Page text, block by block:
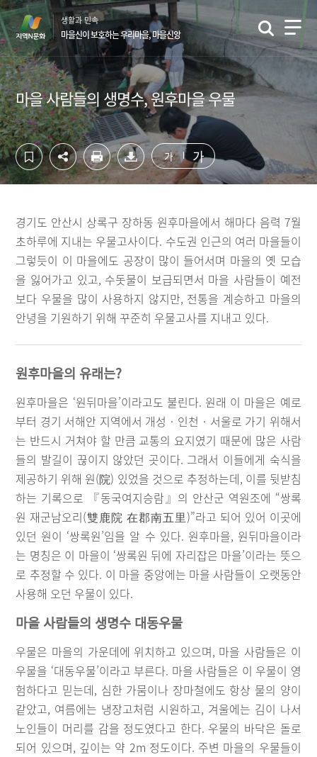
컨
텐
츠
영
역
바
로
가
기
하
단
영
역
바
로
가
기
생활과 민속
마을신이 보호하는 우리마을, 마을신앙
마을 사람들의 생명수, 원후마을 우물
가 가
경기도 안산시 상록구 장하동 원후마을에서 해마다 음력 7월
초하루에 지내는 우물고사이다. 수도권 인근의 여러 마을들이
그렇듯이 이 마을에도 공장이 많이 들어서며 마을의 옛 모습
을 잃어가고 있고, 수돗물이 보급되면서 마을 사람들이 예전
보다 우물을 많이 사용하지 않지만, 전통을 계승하고 마을의
안녕을 기원하기 위해 꾸준히 우물고사를 지내고 있다.
원후마을의 유래는?
원후마을은 ‘원뒤마을’이라고도 불린다. 원래 이 마을은 예로
부터 경기 서해안 지역에서 개성‧인천‧서울로 가기 위해서
는 반드시 거쳐야 할 만큼 교통의 요지였기 때문에 많은 사람
들의 발길이 끊이지 않았던 곳이다. 그래서 이들에게 숙식을
제공하기 위해 원(院) 있었을 것으로 추정하는데, 이를 뒷받침
하는 기록으로 『동국여지승람』의 안산군 역원조에 “쌍록
원 재군남오리(雙鹿院 在郡南五里)”라고 되어 있어 이곳에
있던 원이 ‘쌍록원’임을 알 수 있다. 원후마을, 원뒤마을이라
는 명칭은 이 마을이 ‘쌍록원 뒤에 자리잡은 마을’이라는 뜻으
로 추정할 수 있다. 이 마을 중앙에는 마을 사람들이 오랫동안
사용해 오던 우물이 있다.
마을 사람들의 생명수 대동우물
우물은 마을의 가운데에 위치하고 있으며, 마을 사람들은 이
우물을 ‘대동우물’이라고 부른다. 마을 사람들은 이 우물이 영
험하다고 믿는데, 심한 가뭄이나 장마철에도 항상 물의 양이
같았고, 여름에는 냉장고처럼 시원하고, 겨울에는 김이 나서
노인들이 머리를 감을 정도였다고 한다. 우물의 바닥은 돌로
되어 있으며, 깊이는 약 2m 정도이다. 주변 마을의 우물들이